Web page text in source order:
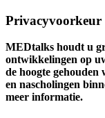
Privacyvoorkeur
MEDtalks houdt u
ontwikkelingen op
de hoogte
en nascholingen
meer informatie.